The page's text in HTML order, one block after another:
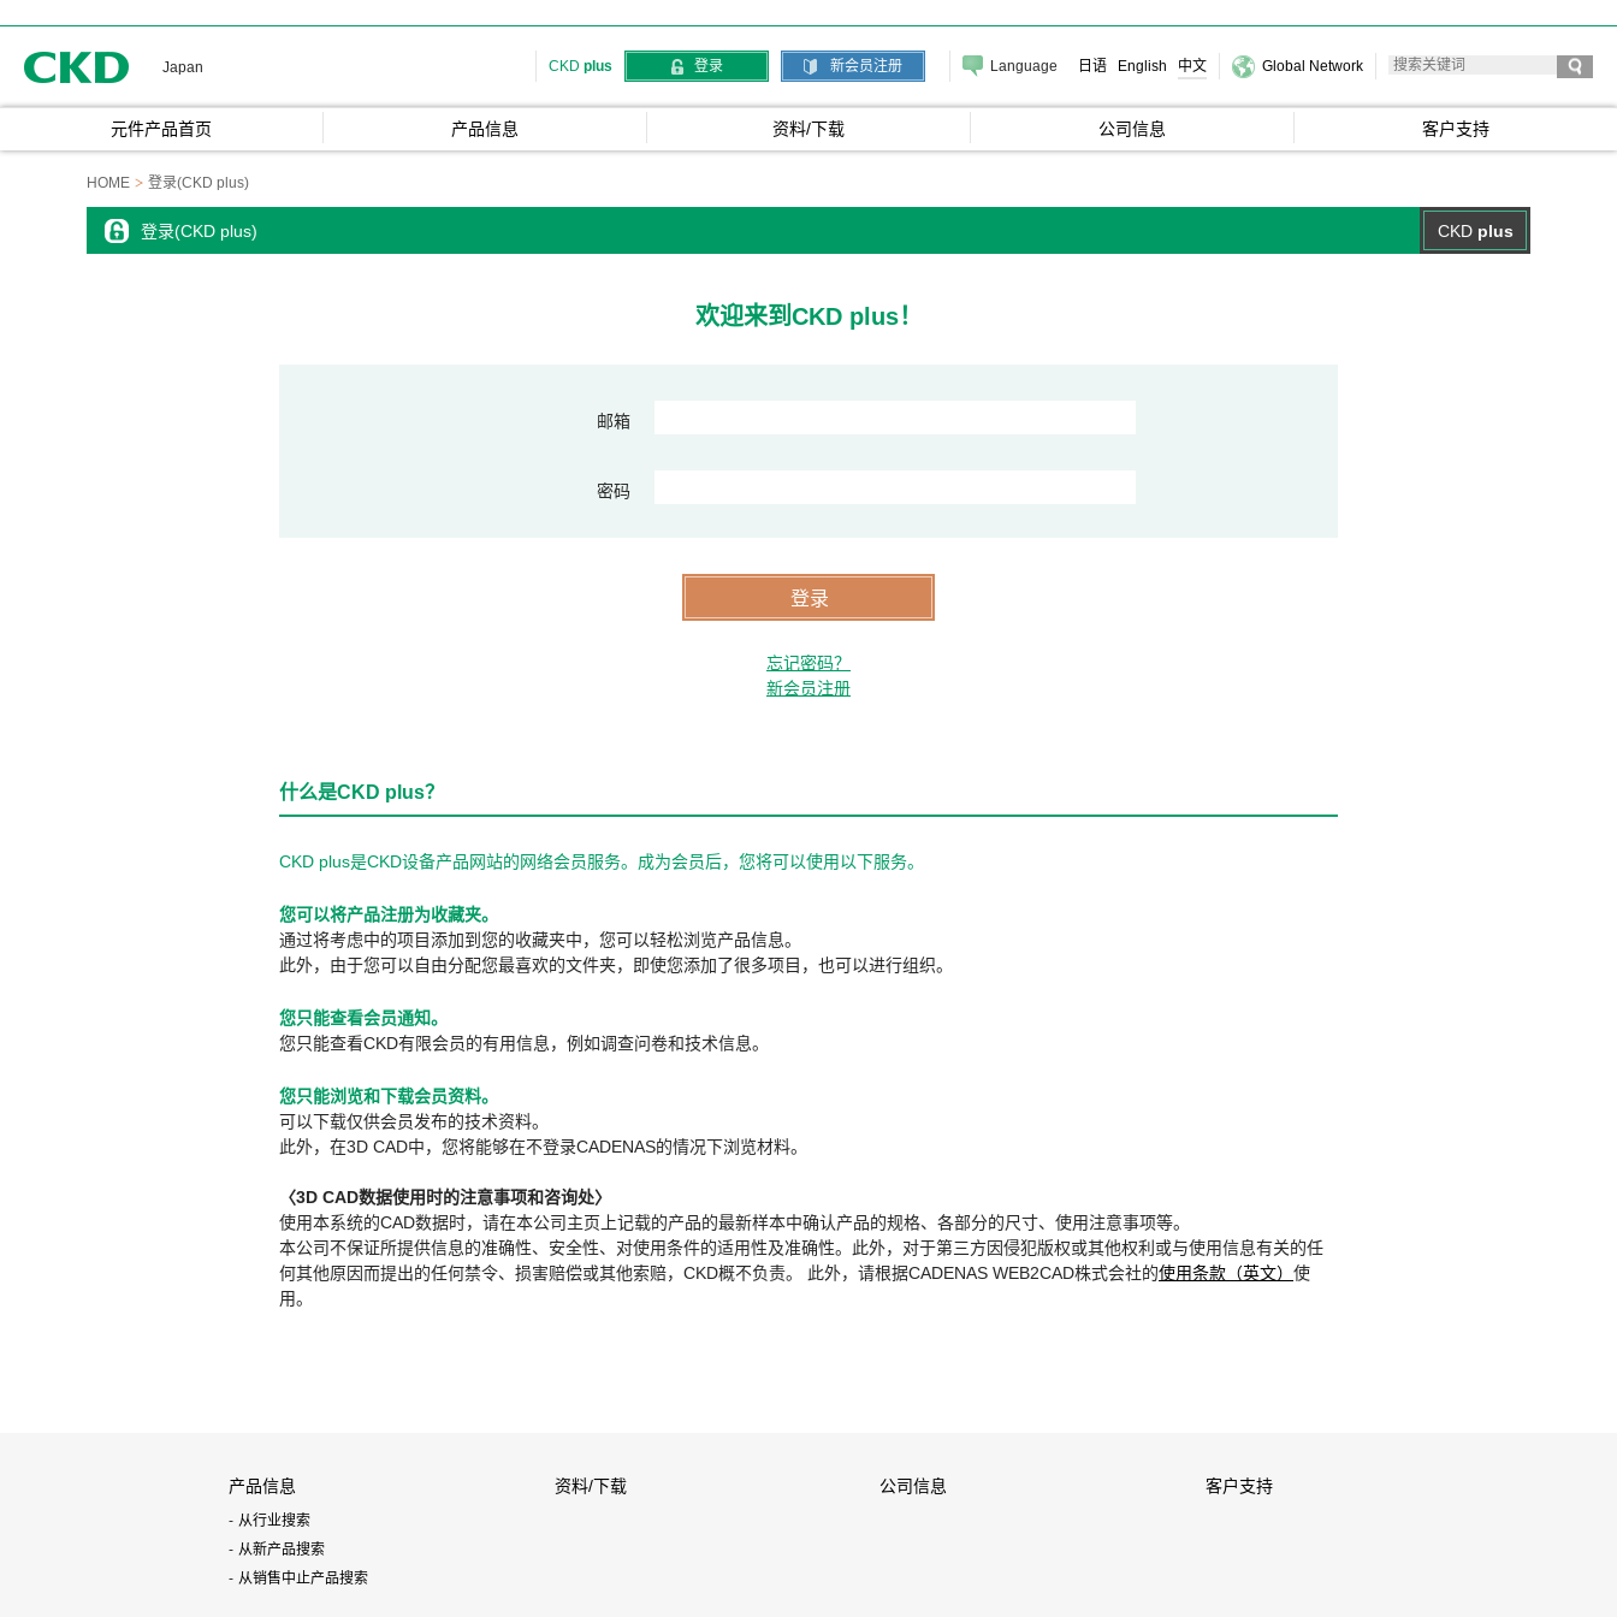
Japan CKD plus 登录 新会员注册 Language 日语 English 中文 Global Network
元件产品首页 产品信息 资料/下载 公司信息 客户支持
HOME 登录(CKD plus)
登录(CKD plus) CKD plus
欢迎来到CKD plus！
邮箱
密码
忘记密码？
新会员注册
什么是CKD plus？
CKD plus是CKD设备产品网站的网络会员服务。成为会员后，您将可以使用以下服务。
您可以将产品注册为收藏夹。
通过将考虑中的项目添加到您的收藏夹中，您可以轻松浏览产品信息。
此外，由于您可以自由分配您最喜欢的文件夹，即使您添加了很多项目，也可以进行组织。
您只能查看会员通知。
您只能查看CKD有限会员的有用信息，例如调查问卷和技术信息。
您只能浏览和下载会员资料。
可以下载仅供会员发布的技术资料。
此外，在3D CAD中，您将能够在不登录CADENAS的情况下浏览材料。
〈3D CAD数据使用时的注意事项和咨询处〉
使用本系统的CAD数据时，请在本公司主页上记载的产品的最新样本中确认产品的规格、各部分的尺寸、使用注意事项等。
本公司不保证所提供信息的准确性、安全性、对使用条件的适用性及准确性。此外，对于第三方因侵犯版权或其他权利或与使用信息有关的任
何其他原因而提出的任何禁令、损害赔偿或其他索赔，CKD概不负责。 此外，请根据CADENAS WEB2CAD株式会社的使用条款（英文） 使
用。
产品信息
从行业搜索
从新产品搜索
从销售中止产品搜索
资料/下载 公司信息 客户支持